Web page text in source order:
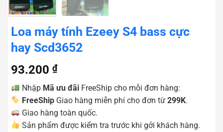
Loa máy tính Ezeey S4 bass cực
hay Scd3652
93.200 ₫
Nhập Mã ưu đãi FreeShip cho mỗi đơn hàng:
FreeShip Giao hàng miễn phí cho đơn từ299K.
Giao hàng toàn quốc.
Sản phẩm được kiểm tra trước khi gởi khách hàng.